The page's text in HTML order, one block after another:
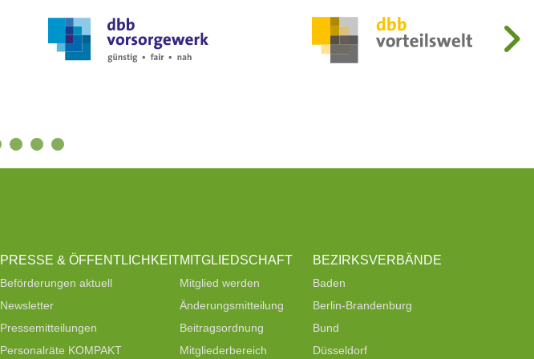
PRESSE & ÖFFENTLICHKEIT
Beförderungen aktuell
Newsletter
Pressemitteilungen
Personalräte KOMPAKT
MITGLIEDSCHAFT
Mitglied werden
Änderungsmitteilung
Beitragsordnung
Mitgliederbereich
BEZIRKSVERBÄNDE
Baden
Berlin-Brandenburg
Bund
Düsseldorf